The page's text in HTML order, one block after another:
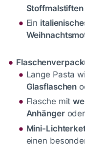
Stoffmalstiften
Ein
Lange Pasta
Glasflaschen
Flasche mit
Anhängeroder
Mini-
einen